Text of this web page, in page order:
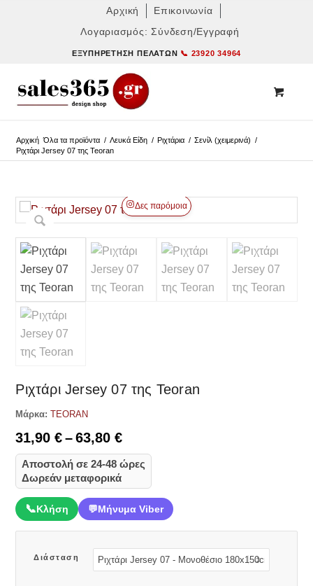
Αρχική
Επικοινωνία
Λογαριασμός: Σύνδεση/Εγγραφή
ΕΞΥΠΗΡΈΤΗΣΗ ΠΕΛΑΤΏΝ 📞 23920 34964
Αρχική Όλα τα προϊόντα / Λευκά Είδη / Ριχτάρια / Σενίλ (χειμερινά)
/
Ριχτάρι Jersey 07 της Teoran
Δες παρόμοια
Ριχτάρι Jersey 07 της Teoran
Μάρκα: TEORAN
31,90€ – 63,80€Price
range:
31,90 €
through
63,80 €
Αποστολή σε 24-48 ώρες
Δωρεάν μεταφορικά
📞Κλήση 💬Μήνυμα Viber
Διάσταση